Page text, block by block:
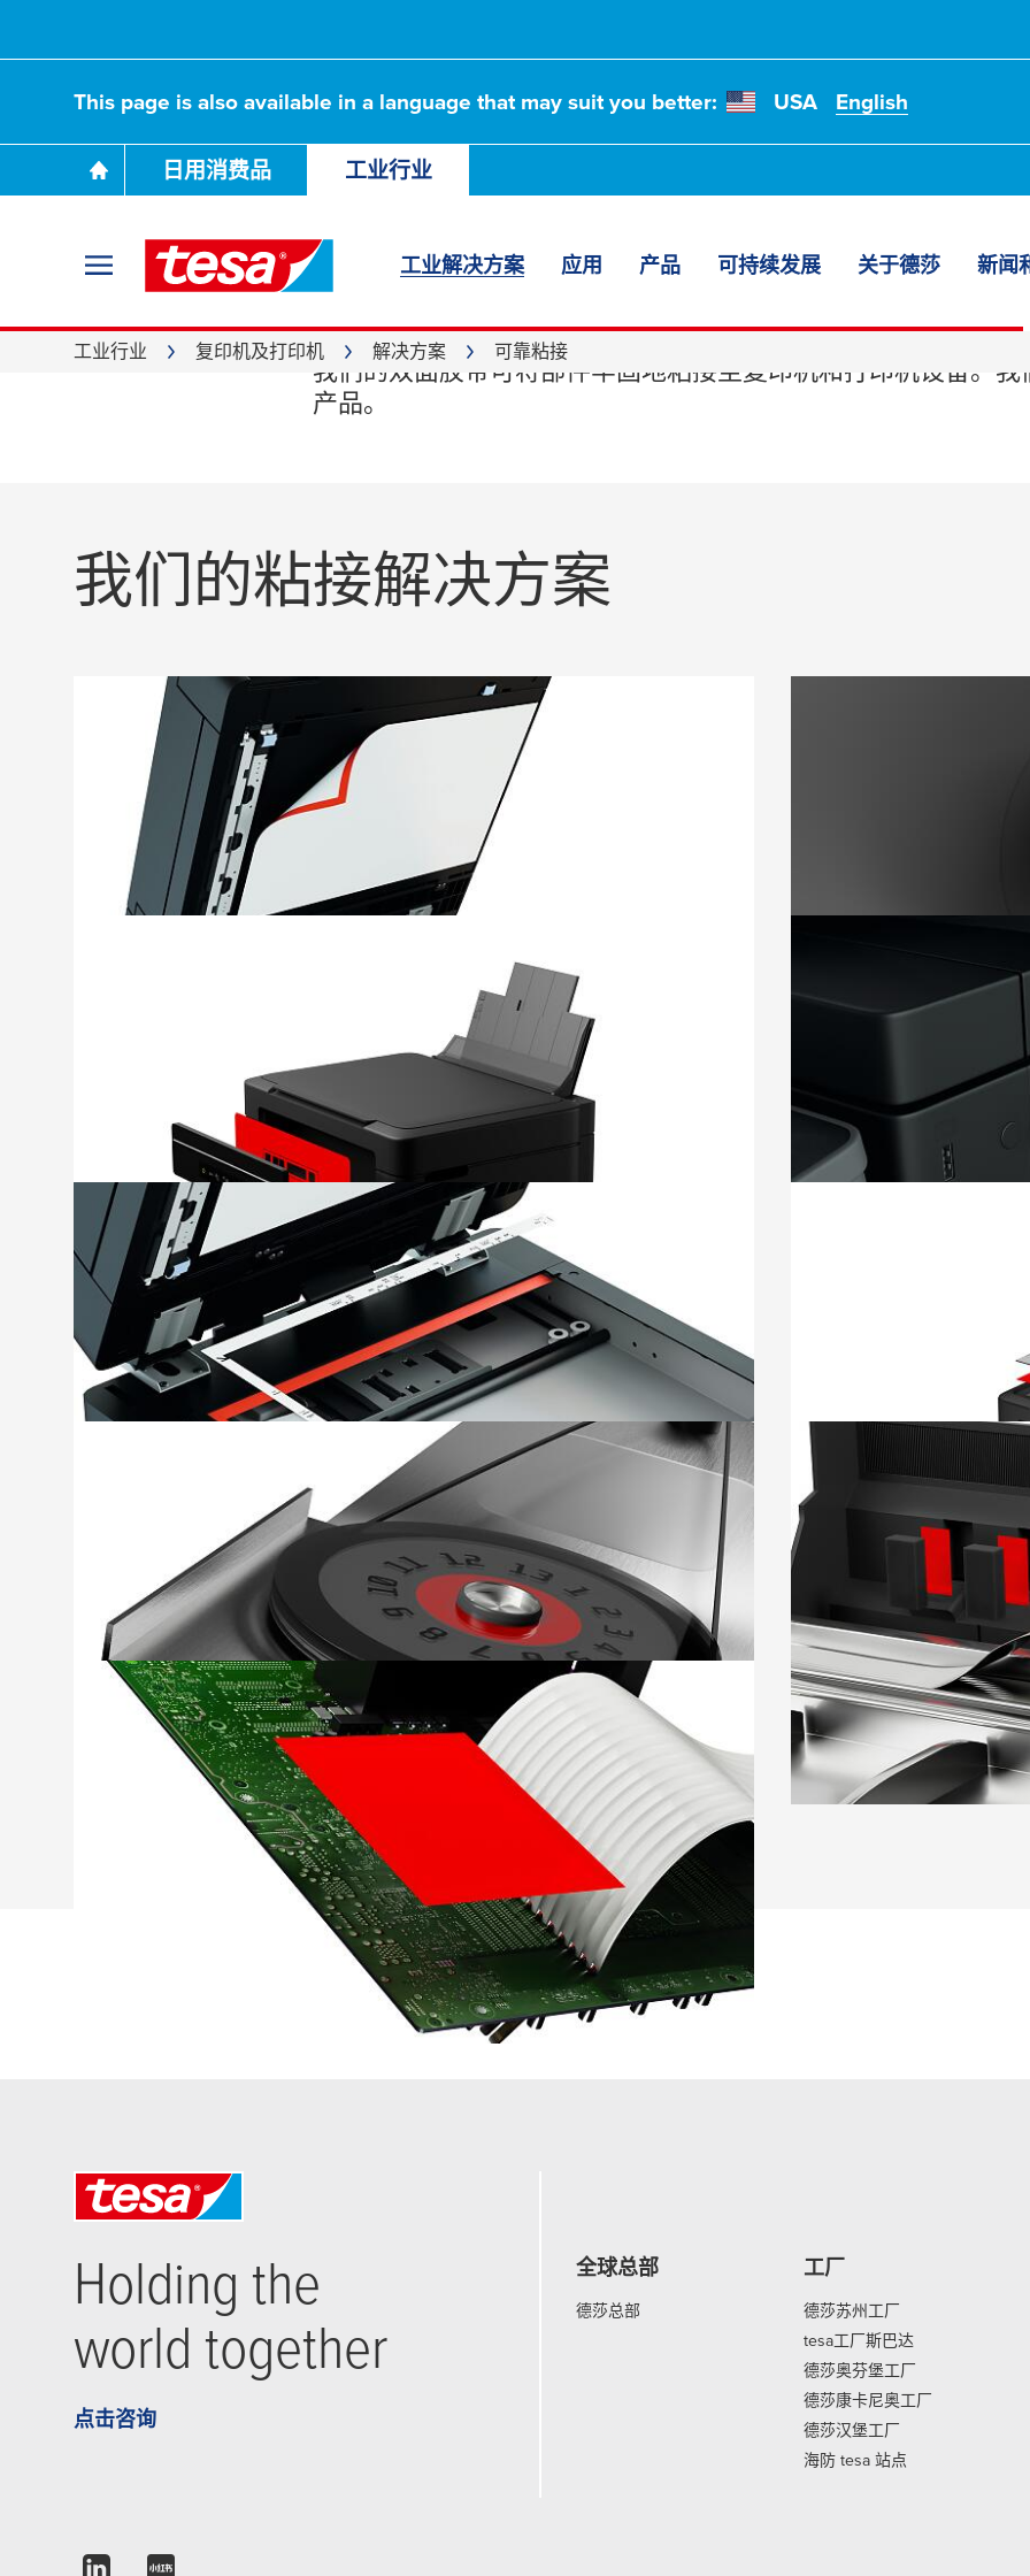
This page is also available in a language that may suit you better: USA English
日用消费品 工业行业
工业解决方案 应用 产品 可持续发展 关于德莎 新闻
工业行业 复印机及打印机 解决方案 可靠粘接
可靠粘接
我们的双面胶带可将部件牢固地粘接至复印机和打印机设备。
产品。
我们的粘接解决方案
扫描台海绵衬垫粘接
使用无纺布胶带将整面海绵衬垫直接贴合在背板上。
使用泡棉或薄膜胶带可高效、整洁地固定显示屏。
使用薄膜或无纺布胶
扫描台标签固定
使用无纺布胶带可直接将扫描玻璃固定在打印机机身上。
阅读更多
使用薄膜或无纺布胶带将透明材料固定至飞轮上的塑料表面上。
阅读更多
导纸板固定
使用无纺布双面胶带
固定FPC（柔印电路板）
使用无纺布胶带将扁平绕带固定至柔印电路板。
阅读更多
Holding the
world together
点击咨询
全球总部
德莎总部
工厂
德莎苏州工厂
tesa工厂斯巴达
德莎奥芬堡工厂
德莎康卡尼奥工厂
德莎汉堡工厂
海防 tesa 站点